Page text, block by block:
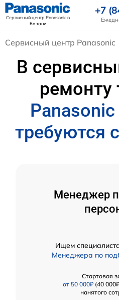
Сервисный центр Panasonicв
Казани
+7
Сервисный центр Panasonic
В
ремонту
Panasonic
требуются
Менеджер
Ищем
Менеджера по
Стартовая
от 50 000₽(40
нанятого